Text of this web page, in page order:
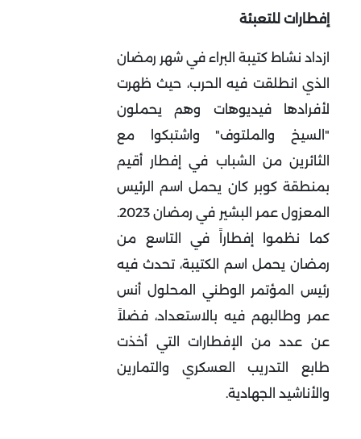
إفطارات للتعبئة
ازداد نشاط كتيبة البراء في شهر رمضان
الذي انطلقت فيه الحرب، حيث ظهرت
لأفرادها فيديوهات وهم يحملون
"السيخ والملتوف" واشتبكوا مع
الثائرين من الشباب في إفطار أقيم
بمنطقة كوبر كان يحمل اسم الرئيس
المعزول عمر البشير في رمضان 2023.
كما نظموا إفطاراً في التاسع من
رمضان يحمل اسم الكتيبة، تحدث فيه
رئيس المؤتمر الوطني المحلول أنس
عمر وطالبهم فيه بالاستعداد، فضلاً
عن عدد من الإفطارات التي أخذت
طابع التدريب العسكري والتمارين
والأناشيد الجهادية.